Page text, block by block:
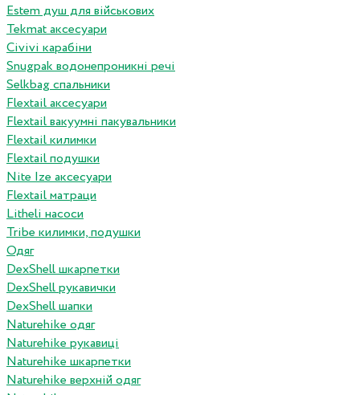
Estem душ для військових
Tekmat аксесуари
Сivivi карабіни
Snugpak водонепроникні речі
Selkbag спальники
Flextail аксесуари
Flextail вакуумні пакувальники
Flextail килимки
Flextail подушки
Nite Ize аксесуари
Flextail матраци
Litheli насоси
Tribe килимки, подушки
Одяг
DexShell шкарпетки
DexShell рукавички
DexShell шапки
Naturehike одяг
Naturehike рукавиці
Naturehike шкарпетки
Naturehike верхній одяг